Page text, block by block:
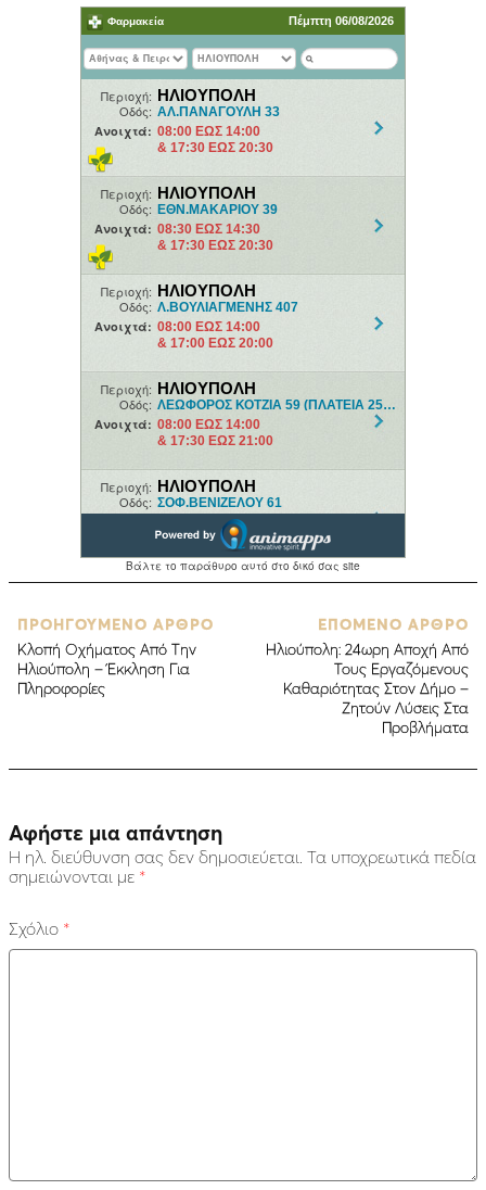
ΠΡΟΗΓΟΥΜΕΝΟ ΑΡΘΡΟ
Κλοπή Οχήματος Από Την
Ηλιούπολη – Έκκληση Για
Πληροφορίες
ΕΠΟΜΕΝΟ ΑΡΘΡΟ
Ηλιούπολη: 24ωρη Αποχή Από
Τους Εργαζόμενους
Καθαριότητας Στον Δήμο –
Ζητούν Λύσεις Στα
Προβλήματα
Αφήστε μια απάντηση
Η ηλ. διεύθυνση σας δεν δημοσιεύεται. Τα υποχρεωτικά πεδία
σημειώνονται με *
Σχόλιο *